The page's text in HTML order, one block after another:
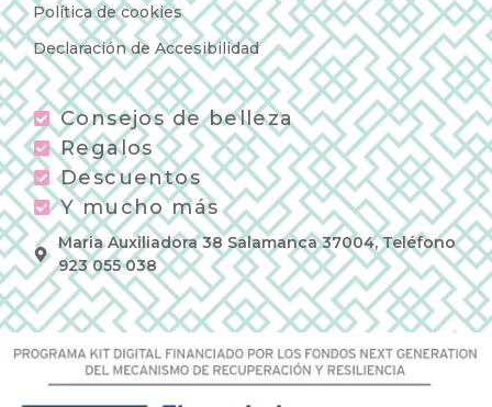
Política de cookies
Declaración de Accesibilidad
Consejos de belleza
Regalos
Descuentos
Y mucho más
Maria Auxiliadora 38 Salamanca 37004, Teléfono
923 055 038